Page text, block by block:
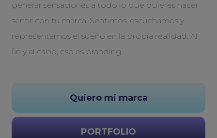
generar sensaciones a todo lo que quieres hacer
sentir con tu marca. Sentimos, escuchamos y
representamos el sueño en la propia realidad. Al
fin y al cabo, eso es branding.
Quiero mi marca
PORTFOLIO